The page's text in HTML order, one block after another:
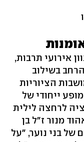
אירועי תרבות,
בשילוב
הציוריות
ייחודי של
לרחצה לילית
מנור ז"ל בן
של בני נוער, "על